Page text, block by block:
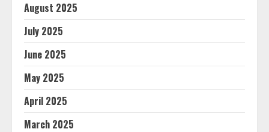
August 2025
July 2025
June 2025
May 2025
April 2025
March 2025